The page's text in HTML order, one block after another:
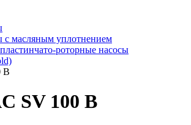
с масляным уплотнением
роторные насосы
B
SV 100 B